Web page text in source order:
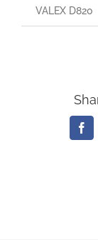
VALEX D820